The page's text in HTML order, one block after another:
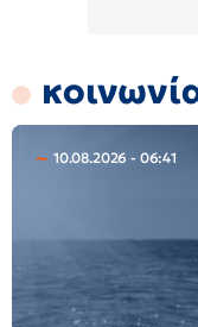
10.08.2026 - 06:41